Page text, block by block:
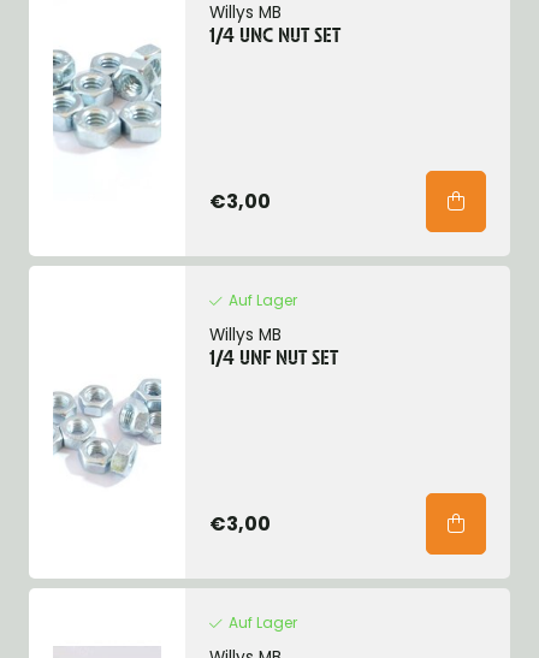
Willys MB
1/4 UNC NUT SET
€3,00
Auf Lager
Willys MB
1/4 UNF NUT SET
€3,00
Auf Lager